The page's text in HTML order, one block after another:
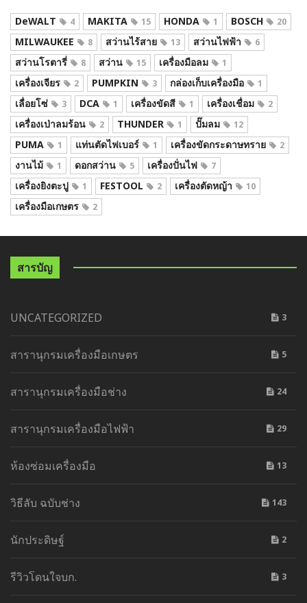
DeWALT 4 MAKITA 15 HONDA 1 BOSCH 20
MILWAUKEE 8 สว่านไร้สาย 13 สว่านไฟฟ้า 6
สว่านโรตารี่ 8 สว่าน 15 เครื่องมือลม 1
เครื่องเจียร 2 PUMPKIN 3 กล่องเก็บเครื่องมือ 1
เลื่อยโซ่ 3 DCA 1 เครื่องขัดสี 1 เครื่องเชื่อม 2
เครื่องเป่าลมร้อน 2 THUNDER 1 ปั๊มลม 12
PUMA 1 แท่นตัดไฟเบอร์ 1 เครื่องขัดกระดาษทราย 2
งานไม้ 1 ดอกสว่าน 5 เครื่องปั่นไฟ 7
เครื่องยิงตะปู 1 FESTOOL 2 เครื่องตัดหญ้า 10
เครื่องมือเกษตร 2
สารบัญ
UNCATEGORIZED 3
สารานุกรมเครื่องมือเกษตร 5
สารานุกรมเครื่องมือช่าง 24
สารานุกรมเครื่องมือไฟฟ้า 29
ห้องซ่อมเครื่องมือ 13
วิธีลับ ฉบับช่าง 143
นักประดิษฐ์ 2
รีวิวโดนใจบก. 3